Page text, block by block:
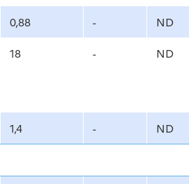
0,88 - ND
18 - ND
1,4 - ND